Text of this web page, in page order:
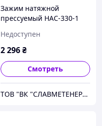
Зажим натяжной
прессуемый НАС-330-1
Недоступен
2 296₴
Смотреть
ТОВ "ВК "СЛАВМЕТЕНЕРГО"